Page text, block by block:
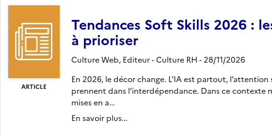
ARTICLE
Tendances Soft Skills 2026 :
à prioriser
Culture Web, Editeur- Culture RH - 28/11/2026
En 2026, le décor change. L’IA est partout, l’attention
prennent dans l’interdépendance. Dans ce contexte
mises en a...
En savoir plus...